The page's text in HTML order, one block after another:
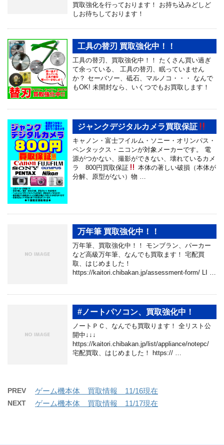
買取強化を行っております！ お持ち込みどしど
しお待ちしております！
工具の替刃 買取強化中！！
工具の替刃、買取強化中！！ たくさん買い過ぎ
て余っている、 工具の替刃、眠っていません
か？ セーバソー、砥石、マルノコ・・・ なんで
もOK! 未開封なら、いくつでもお買取します！
ジャンクデジタルカメラ買取保証
キャノン・富士フイルム・ソニー・オリンパス・
ペンタックス・ニコンが対象メーカーです。 電
源がつかない、撮影ができない、壊れているカメ
ラ 800円買取保証
本体の著しい破損（本体が
分解、原型がない）物 …
万年筆 買取強化中！！
万年筆、買取強化中！！ モンブラン、パーカー
など高級万年筆、なんでも買取ます！ 宅配買
取、はじめました！
https://kaitori.chibakan.jp/assessment-form/ LI …
#ノートパソコン、買取強化中！
ノートＰＣ、なんでも買取ります！ 全リスト公
開中↓↓↓
https://kaitori.chibakan.jp/list/appliance/notepc/
宅配買取、はじめました！ https:// …
PREV ゲーム機本体 買取情報 11/16現在
NEXT ゲーム機本体 買取情報 11/17現在